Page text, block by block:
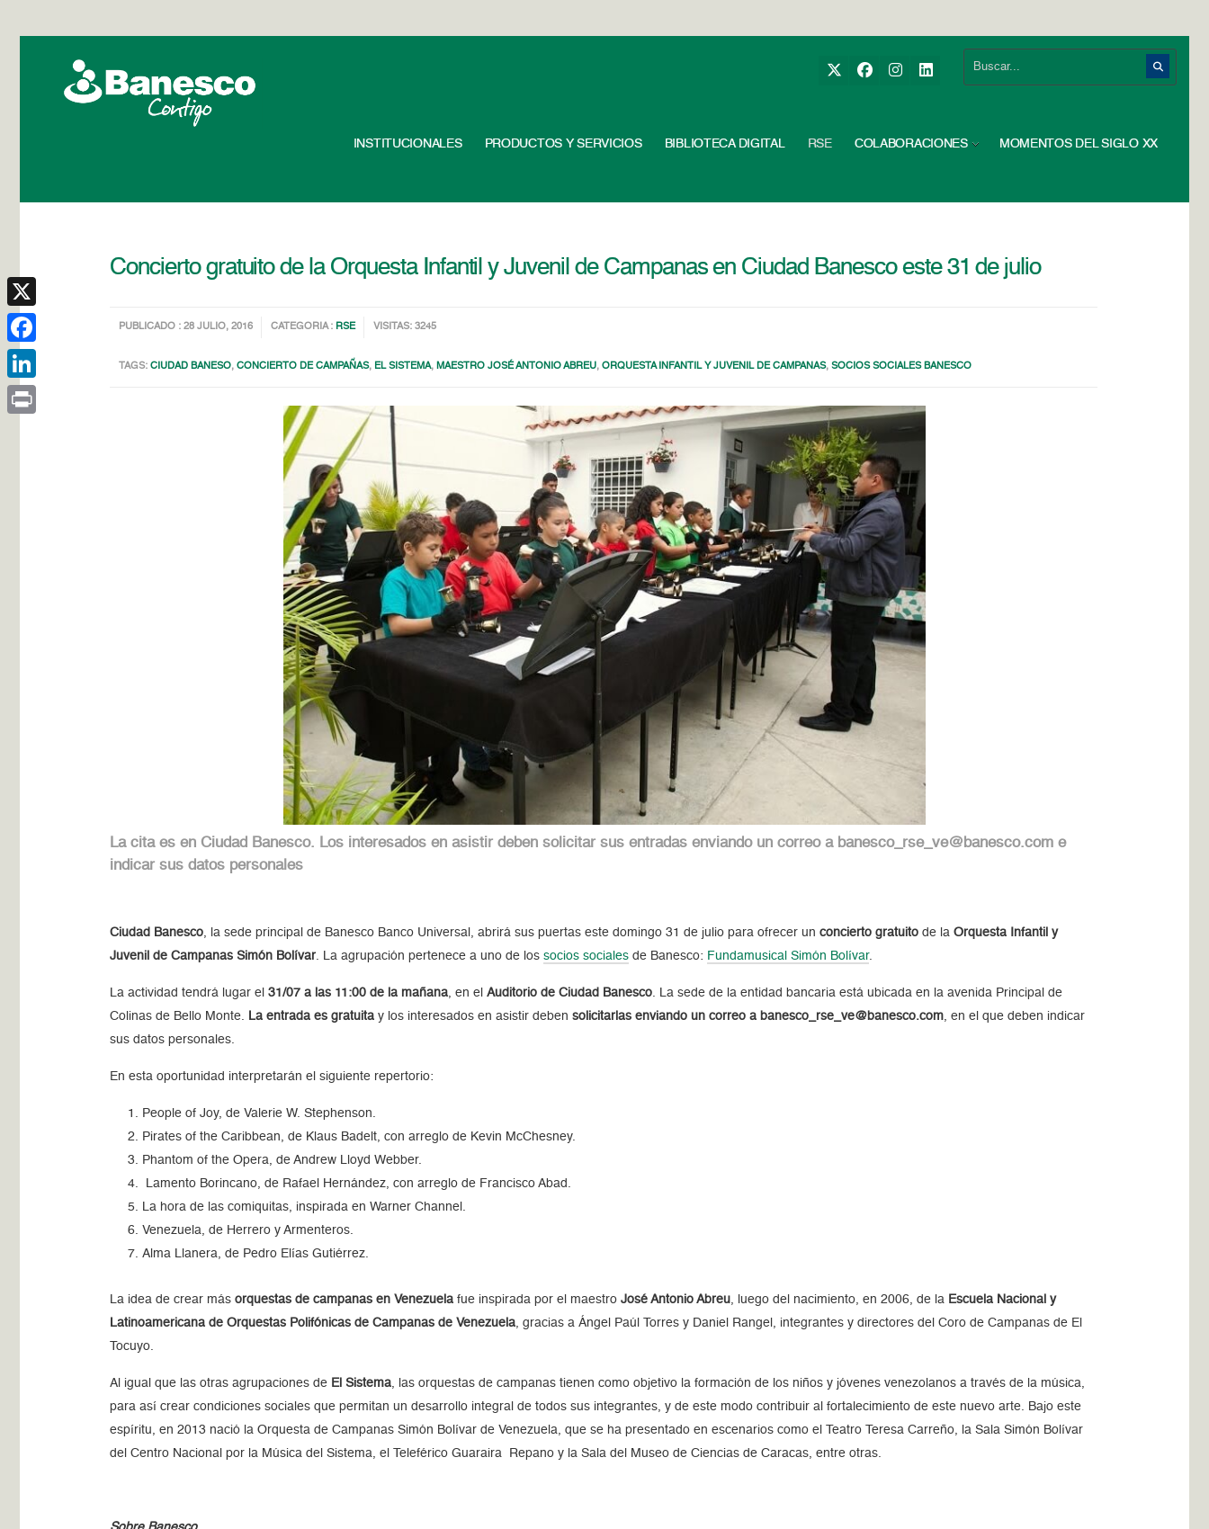
INSTITUCIONALES PRODUCTOS Y SERVICIOS BIBLIOTECA DIGITAL RSE COLABORACIONES MOMENTOS DEL SIGLO XX
Concierto gratuito de la Orquesta Infantil y Juvenil de Campanas en Ciudad Banesco este 31 de julio
PUBLICADO : 28 JULIO, 2016 CATEGORIA : RSE VISITAS: 3245
TAGS:CIUDAD BANESO,CONCIERTO DE CAMPAÑAS, EL SISTEMA, MAESTRO JOSÉ ANTONIO ABREU,ORQUESTA INFANTIL Y JUVENIL DE CAMPANAS,SOCIOS SOCIALES BANESCO
La cita es en Ciudad Banesco. Los interesados en asistir deben solicitar sus entradas enviando un correo a banesco_rse_ve@banesco.com e
indicar sus datos personales
Ciudad Banesco , la sede principal de Banesco Banco Universal, abrirá sus puertas este domingo 31 de julio para ofrecer unconcierto gratuito de laOrquesta Infantil y
Juvenil de Campanas Simón Bolívar . La agrupación pertenece a uno de lossocios sociales de Banesco: Fundamusical Simón Bolívar.
La actividad tendrá lugar el31/07 a las 11:00 de la mañana , en elAuditorio de Ciudad Banesco . La sede de la entidad bancaria está ubicada en la avenida Principal de
Colinas de Bello Monte.
La entrada es gratuita y los interesados en asistir debensolicitarlas enviando un correo a banesco_rse_ve@banesco.com , en el que deben indicar
sus datos personales.
En esta oportunidad interpretarán el siguiente repertorio:
People of Joy, de Valerie W. Stephenson.
Pirates of the Caribbean, de Klaus Badelt, con arreglo de Kevin McChesney.
Phantom of the Opera, de Andrew Lloyd Webber.
Lamento Borincano, de Rafael Hernández, con arreglo de Francisco Abad.
La hora de las comiquitas, inspirada en Warner Channel.
Venezuela, de Herrero y Armenteros.
Alma Llanera, de Pedro Elías Gutiérrez.
La idea de crear másorquestas de campanas en Venezuela fue inspirada por el maestroJosé Antonio Abreu , luego del nacimiento, en 2006, de la Escuela Nacional y
Latinoamericana de Orquestas Polifónicas de Campanas de Venezuela , gracias a Ángel Paúl Torres y Daniel Rangel, integrantes y directores del Coro de Campanas de El
Tocuyo.
Al igual que las otras agrupaciones de El Sistema , las orquestas de campanas tienen como objetivo la formación de los niños y jóvenes venezolanos a través de la música,
para así crear condiciones sociales que permitan un desarrollo integral de todos sus integrantes, y de este modo contribuir al fortalecimiento de este nuevo arte. Bajo este
espíritu, en 2013 nació la Orquesta de Campanas Simón Bolívar de Venezuela, que se ha presentado en escenarios como el Teatro Teresa Carreño, la Sala Simón Bolívar
del Centro Nacional por la Música del Sistema, el Teleférico Guaraira Repano y la Sala del Museo de Ciencias de Caracas, entre otras.
X
Facebook
LinkedIn